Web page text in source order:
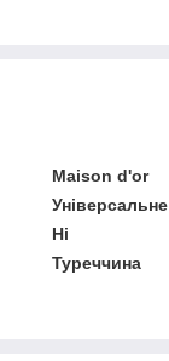
Maison d'or
Універсальне
Ні
Туреччина